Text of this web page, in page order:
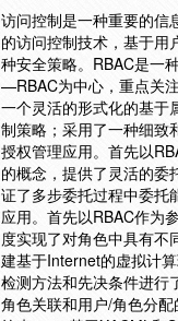
访问控制是一种重要的信
的访问控制技术，基于用
种安全策略。RBAC是一
—RBAC为中心，重点关
一个灵活的形式化的基于
制策略；采用了一种细致
授权管理应用。首先以
的概念，提供了灵活的委
证了多步委托过程中委托
应用。首先以RBAC作为
度实现了对角色中具有不
建基于Internet的虚拟计
检测方法和先决条件进行
角色关联和用户/角色分